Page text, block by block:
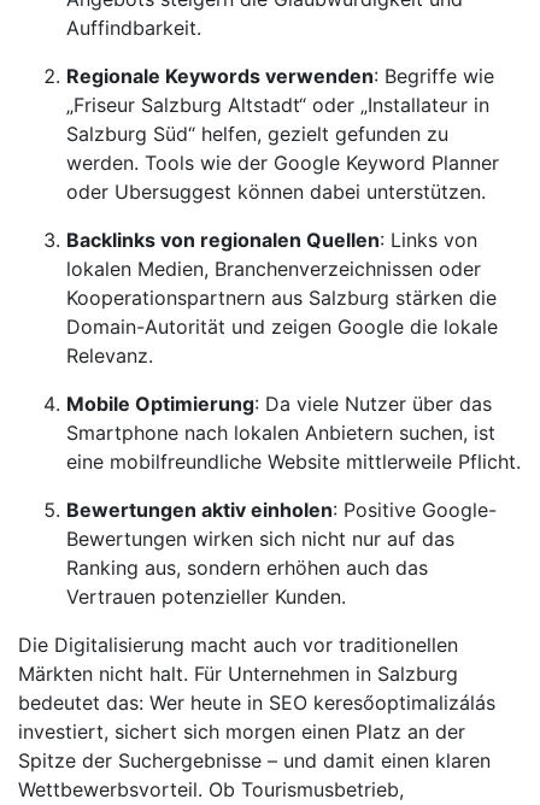
Auffindbarkeit.
Regionale Keywords verwenden: Begriffe wie
„Friseur Salzburg Altstadt“ oder „Installateur in
Salzburg Süd“ helfen, gezielt gefunden zu
werden. Tools wie der Google Keyword Planner
oder Ubersuggest können dabei unterstützen.
Backlinks von regionalen Quellen: Links von
lokalen Medien, Branchenverzeichnissen oder
Kooperationspartnern aus Salzburg stärken die
Domain-Autorität und zeigen Google die lokale
Relevanz.
Mobile Optimierung: Da viele Nutzer über das
Smartphone nach lokalen Anbietern suchen, ist
eine mobilfreundliche Website mittlerweile Pflicht.
Bewertungen aktiv einholen: Positive Google-
Bewertungen wirken sich nicht nur auf das
Ranking aus, sondern erhöhen auch das
Vertrauen potenzieller Kunden.
Die Digitalisierung macht auch vor traditionellen
Märkten nicht halt. Für Unternehmen in Salzburg
bedeutet das: Wer heute in SEO keresőoptimalizálás
investiert, sichert sich morgen einen Platz an der
Spitze der Suchergebnisse – und damit einen klaren
Wettbewerbsvorteil. Ob Tourismusbetrieb,